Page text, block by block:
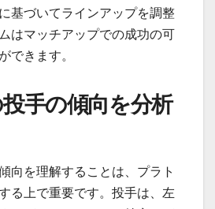
基づいてラインアップを調整
はマッチアップでの成功の可
できます。
手の傾向を分析
向を理解することは、プラト
る上で重要です。投手は、左